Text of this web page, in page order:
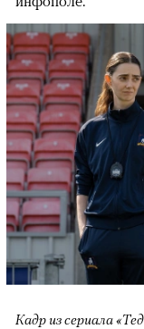
Кадр из сериала